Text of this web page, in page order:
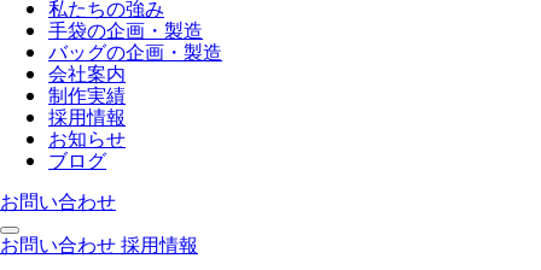
私たちの強み
手袋の企画・製造
バッグの企画・製造
会社案内
制作実績
採用情報
お知らせ
ブログ
お問い合わせ
お問い合わせ採用情報